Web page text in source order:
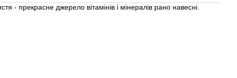
- прекрасне джерело вітамінів і мінералів рано навесні.